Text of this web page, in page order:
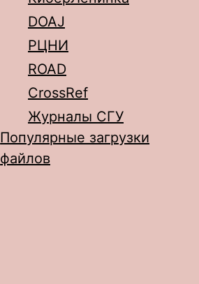
DOAJ
РЦНИ
ROAD
CrossRef
Журналы СГУ
Популярные загрузки
файлов